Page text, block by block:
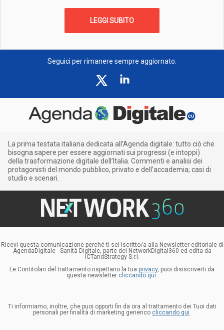
LEGGI SUBITO
Seguici per rimanere sempre aggiornato:
La prima testata italiana dedicata all’Agenda digitale: tutto ciò che
bisogna sapere per essere aggiornati sui progressi (e intoppi)
della trasformazione digitale dell’Italia. Commenti e analisi dei
protagonisti del mondo pubblico, privato e dell’accademia; casi di
studio e scenari.
Ricevi questa comunicazione perché ti sei iscritto/a alla Newsletter editoriale di
AgendaDigitale - Sanità Digitale, parte del NetworkDigital360 ed edita da
ICTandStrategy S.r.l.
Le Contitolari del trattamento rispettano la tua privacy, puoi disiscriverti da
questa newsletter cliccando qui.
Ti informiamo, inoltre, che puoi opporti fin da ora al trattamento dei Tuoi dati
personali per finalità di marketing generico cliccando qui.